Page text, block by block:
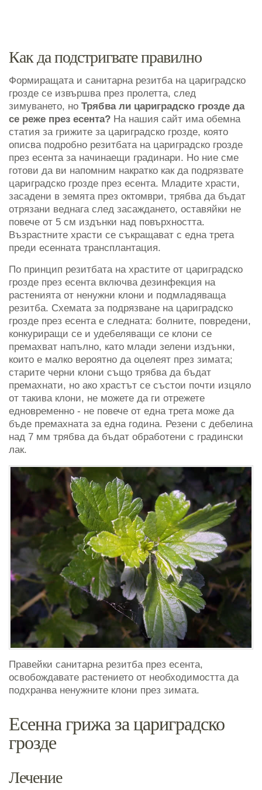
Как да подстригвате правилно
Формиращата и санитарна резитба на цариградско
грозде се извършва през пролетта, след
зимуването, но Трябва ли цариградско грозде да
се реже през есента? На нашия сайт има обемна
статия за грижите за цариградско грозде, която
описва подробно резитбата на цариградско грозде
през есента за начинаещи градинари. Но ние сме
готови да ви напомним накратко как да подрязвате
цариградско грозде през есента. Младите храсти,
засадени в земята през октомври, трябва да бъдат
отрязани веднага след засаждането, оставяйки не
повече от 5 см издънки над повърхността.
Възрастните храсти се съкращават с една трета
преди есенната трансплантация.
По принцип резитбата на храстите от цариградско
грозде през есента включва дезинфекция на
растенията от ненужни клони и подмладяваща
резитба. Схемата за подрязване на цариградско
грозде през есента е следната: болните, повредени,
конкуриращи се и удебеляващи се клони се
премахват напълно, като млади зелени издънки,
които е малко вероятно да оцелеят през зимата;
старите черни клони също трябва да бъдат
премахнати, но ако храстът се състои почти изцяло
от такива клони, не можете да ги отрежете
едновременно - не повече от една трета може да
бъде премахната за една година. Резени с дебелина
над 7 мм трябва да бъдат обработени с градински
лак.
Правейки санитарна резитба през есента,
освобождавате растението от необходимостта да
подхранва ненужните клони през зимата.
Есенна грижа за цариградско
грозде
Лечение